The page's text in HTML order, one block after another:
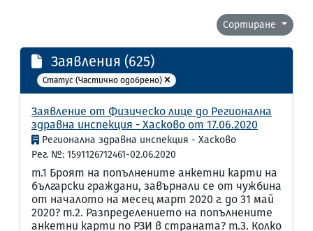
Сортиране
Заявления (625)
Статус (Частично одобрено)
Заявление от Физическо лице до Регионална
здравна инспекция - Хасково от 17.06.2020
Регионална здравна инспекция - Хасково
Рег. №: 1591126712461-02.06.2020
т.1 Броят на попълнените анкетни карти на
български граждани, завърнали се от чужбина
от началото на месец март 2020 г. до 31 май
2020? т.2. Разпределението на попълнените
анкетни карти по РЗИ в страната? т.3. Колко